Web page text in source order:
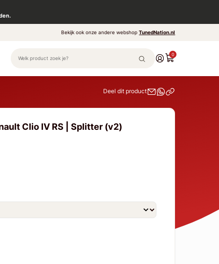
Bekijk ook onze andere webshopTunedNation.nl
0
Deel dit product
Clio IV RS | Splitter (v2)